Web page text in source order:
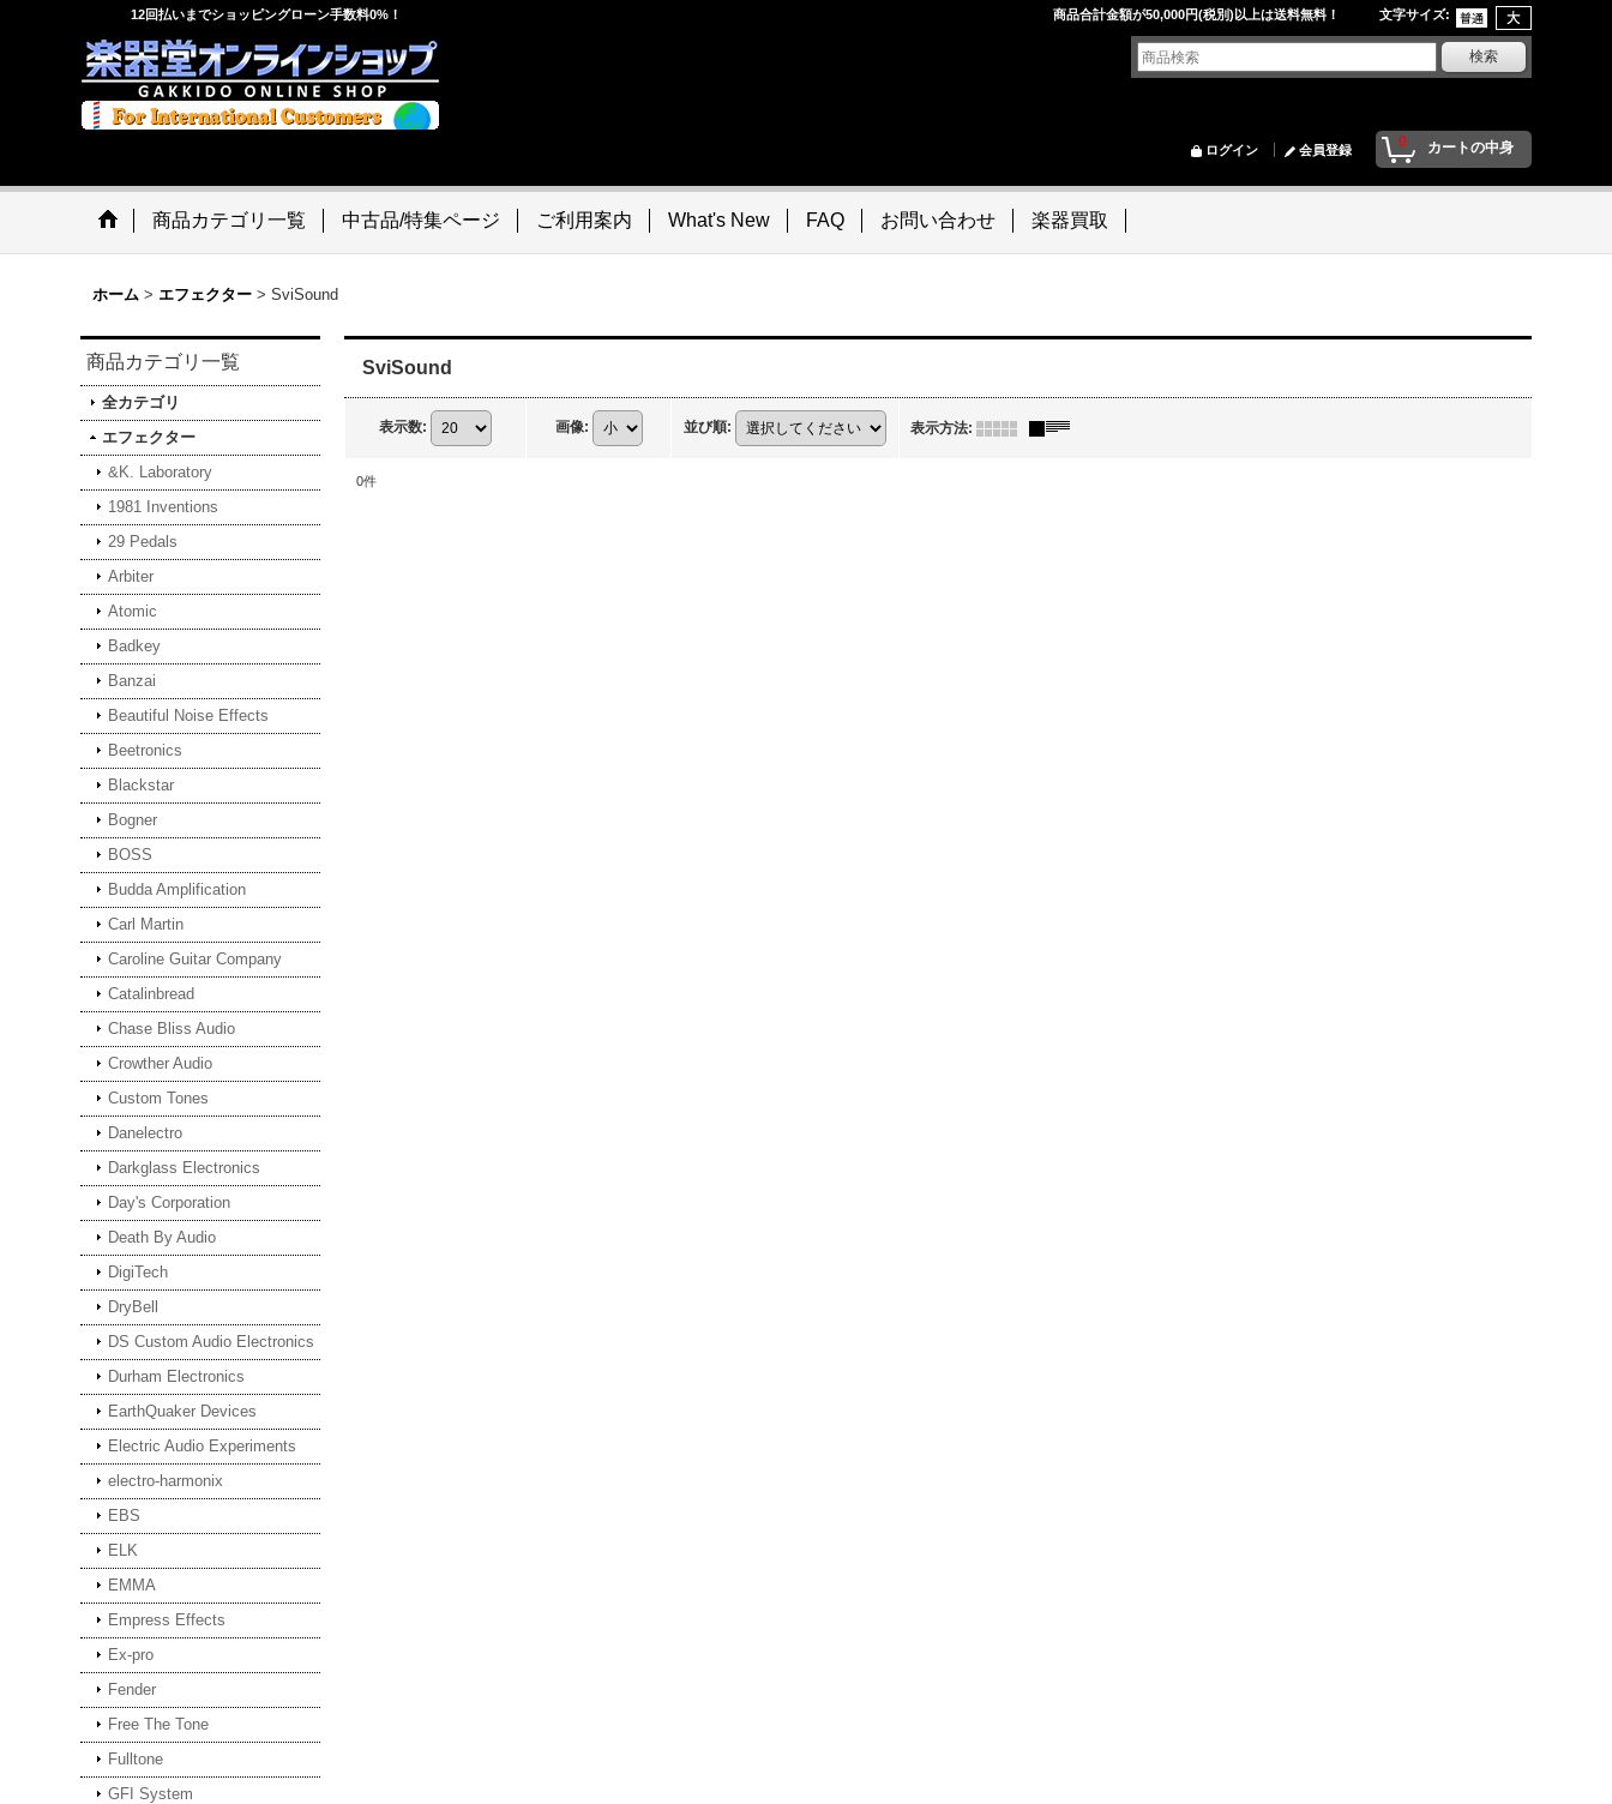
12回払いまでショッピングローン手数料0%！ 商品合計金額が50,000円(税別)以上は送料無料！ 文字サイズ:
0 カートの中身
ログイン 会員登録
商品カテゴリ一覧 中古品/特集ページ ご利用案内 What's New FAQ お問い合わせ 楽器買取
ホーム > エフェクター > SviSound
商品カテゴリ一覧
全カテゴリ
エフェクター
&K. Laboratory
1981 Inventions
29 Pedals
Arbiter
Atomic
Badkey
Banzai
Beautiful Noise Effects
Beetronics
Blackstar
Bogner
BOSS
Budda Amplification
Carl Martin
Caroline Guitar Company
Catalinbread
Chase Bliss Audio
Crowther Audio
Custom Tones
Danelectro
Darkglass Electronics
Day's Corporation
Death By Audio
DigiTech
DryBell
DS Custom Audio Electronics
Durham Electronics
EarthQuaker Devices
Electric Audio Experiments
electro-harmonix
EBS
ELK
EMMA
Empress Effects
Ex-pro
Fender
Free The Tone
Fulltone
GFI System
SviSound
表示数: 画像: 並び順: 表示方法:
0件